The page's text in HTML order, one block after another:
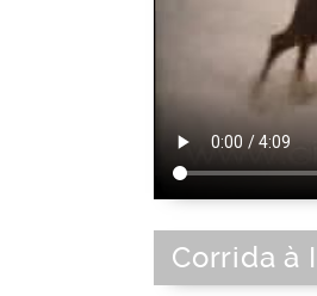
Corrida à